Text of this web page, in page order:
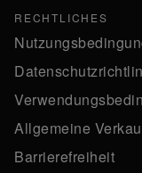
RECHTLICHES
Allgemeine
Barrierefreiheit